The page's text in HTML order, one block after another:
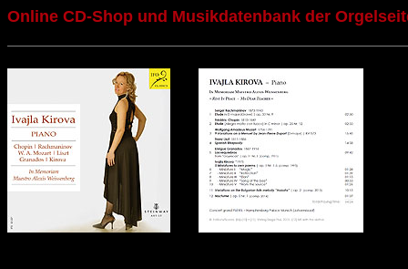
Online CD-Shop und Musikdatenbank der